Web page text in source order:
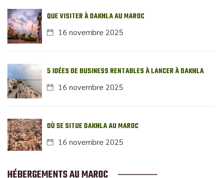
QUE VISITER À DAKHLA AU MAROC
16 novembre 2025
5 IDÉES DE BUSINESS RENTABLES À LANCER À DAKHLA
16 novembre 2025
OÙ SE SITUE DAKHLA AU MAROC
16 novembre 2025
HÉBERGEMENTS AU MAROC